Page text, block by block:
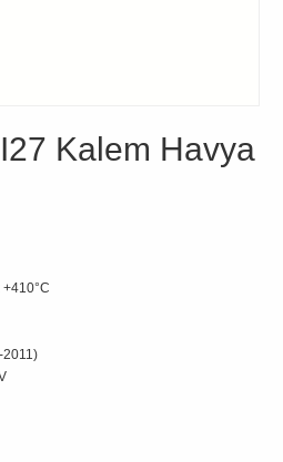
Kalem Havya
+410°C
2011)